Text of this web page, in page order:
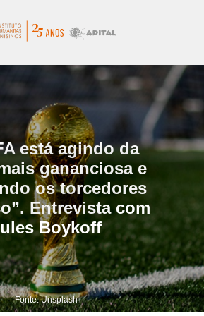
está agindo da
gananciosa e
os torcedores
Entrevista com
Boykoff
Fonte: Unsplash